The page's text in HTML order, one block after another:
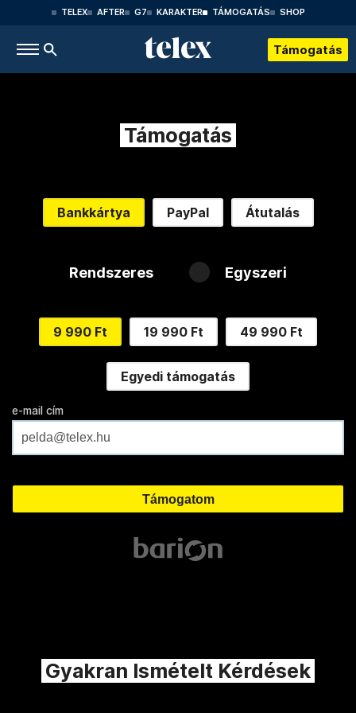
TELEX AFTER G7 KARAKTER TÁMOGATÁS SHOP
Támogatás
Támogatás
Bankkártya PayPal Átutalás
Rendszeres Egyszeri
9 990 Ft 19 990 Ft 49 990 Ft
Egyedi támogatás
e-mail cím
Gyakran Ismételt Kérdések